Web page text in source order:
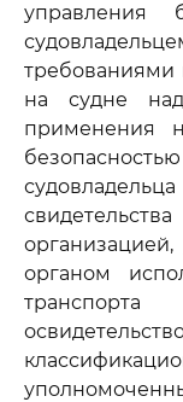
управления
требованиями
на судне
применения
органом